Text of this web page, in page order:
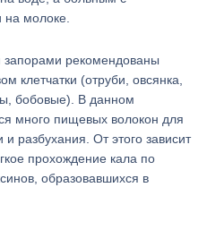
молоке.
рекомендованы
клетчатки (отруби, овсянка,
бобовые). В данном
много пищевых волокон для
разбухания. От этого зависит
прохождение кала по
образовавшихся в